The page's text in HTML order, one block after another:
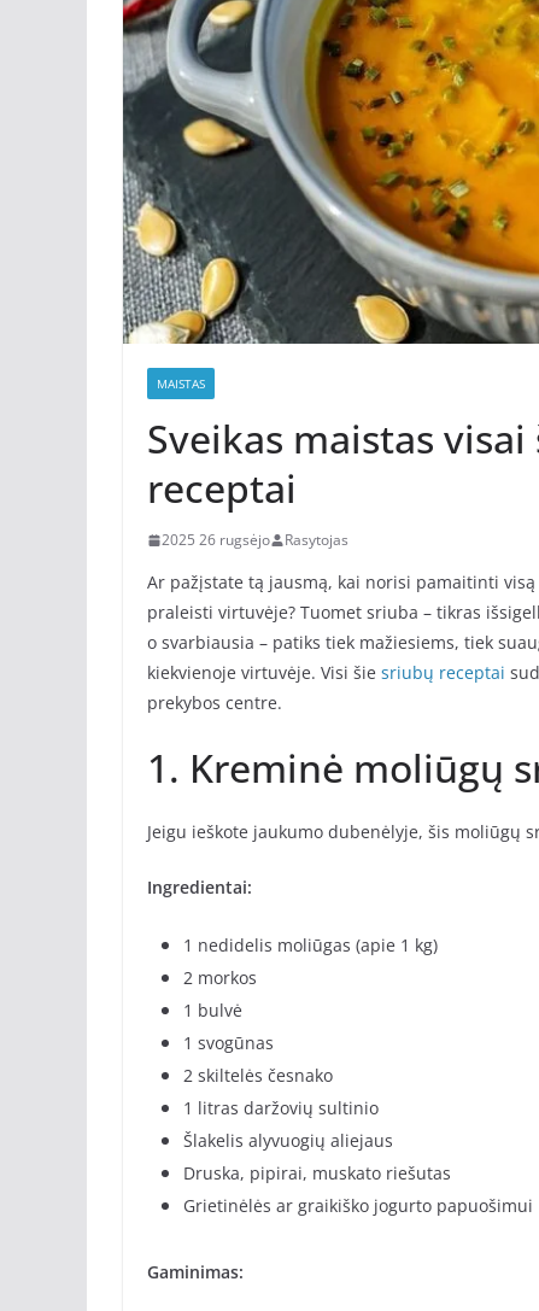
MAISTAS
Sveikas maistas
receptai
2025 26 rugsėjo Rasytojas
Ar pažįstate tą jausmą, kai norisi pamaitinti
praleisti virtuvėje? Tuomet sriuba – tikras
o svarbiausia – patiks tiek mažiesiems, tiek
kiekvienoje virtuvėje. Visi šie sriubų receptai
prekybos centre.
1. Kreminė moliūgų
Jeigu ieškote jaukumo dubenėlyje, šis moliūgų
Ingredientai:
1 nedidelis moliūgas (apie 1 kg)
2 morkos
1 bulvė
1 svogūnas
2 skiltelės česnako
1 litras daržovių sultinio
Šlakelis alyvuogių aliejaus
Druska, pipirai, muskato riešutas
Grietinėlės ar graikiško jogurto papuošimui
Gaminimas: